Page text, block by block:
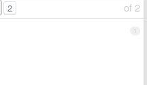
of 2
2
1